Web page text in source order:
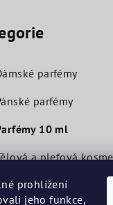
prohlížení
jeho funkce,
parfémy
parfémy
10 ml
a pleťová